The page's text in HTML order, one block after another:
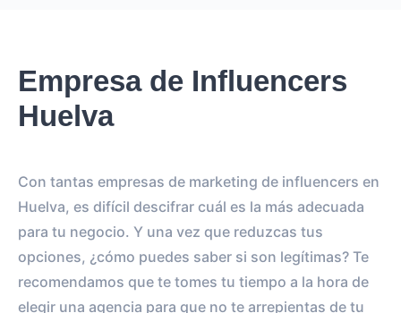
Empresa de Influencers
Huelva
Con tantas empresas de marketing de influencers en
Huelva, es difícil descifrar cuál es la más adecuada
para tu negocio. Y una vez que reduzcas tus
opciones, ¿cómo puedes saber si son legítimas? Te
recomendamos que te tomes tu tiempo a la hora de
elegir una agencia para que no te arrepientas de tu